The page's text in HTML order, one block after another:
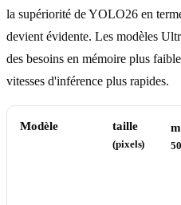
la supériorité de YOLO26 en
devient évidente. Les modèles
des besoins en mémoire plus
vitesses d'inférence plus rapides.
Modèle taille
(pixels)